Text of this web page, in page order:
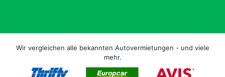
Wir vergleichen alle bekannten Autovermietungen - und viele
mehr.